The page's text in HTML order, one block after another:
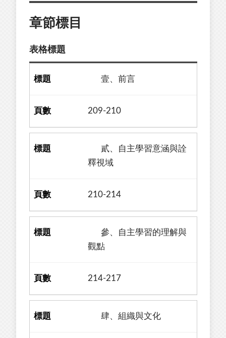
章節標目
表格標題
壹、前言
209-210
貳、自主學習意涵與詮
釋視域
210-214
參、自主學習的理解與
觀點
214-217
肆、組織與文化